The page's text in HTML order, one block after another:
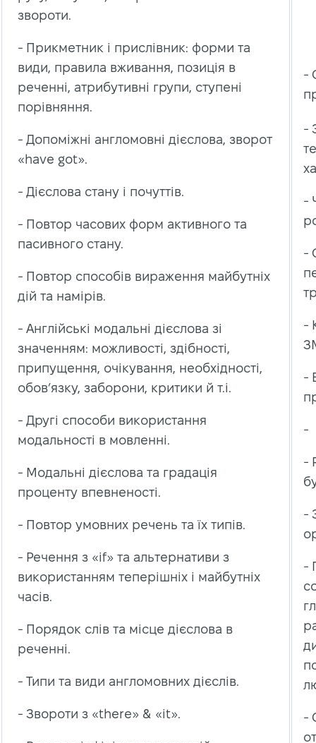
звороти.
- Прикметник і прислівник: форми та
види, правила вживання, позиція в
реченні, атрибутивні групи, ступені
порівняння.
- Допоміжні англомовні дієслова, зворот
«have got».
- Дієслова стану і почуттів.
- Повтор часових форм активного та
пасивного стану.
- Повтор способів вираження майбутніх
дій та намірів.
- Англійські модальні дієслова зі
значенням: можливості, здібності,
припущення, очікування, необхідності,
обов’язку, заборони, критики й т.і.
- Другі способи використання
модальності в мовленні.
- Модальні дієслова та градація
проценту впевненості.
- Повтор умовних речень та їх типів.
- Речення з «if» та альтернативи з
використанням теперішніх і майбутніх
часів.
- Порядок слів та місце дієслова в
реченні.
- Типи та види англомовних дієслів.
- Звороти з «there» & «it».
-
-
-
-
-
-
-
-
-
-
-